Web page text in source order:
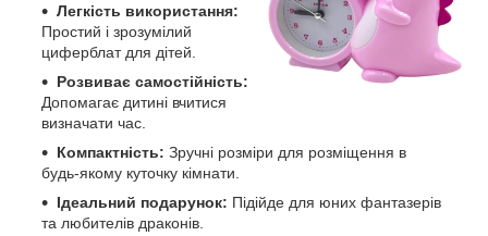
Легкість використання:
Простий і зрозумілий
циферблат для дітей.
Розвиває самостійність:
Допомагає дитині вчитися
визначати час.
Компактність: Зручні розміри для розміщення в
будь-якому куточку кімнати.
Ідеальний подарунок: Підійде для юних фантазерів
та любителів драконів.